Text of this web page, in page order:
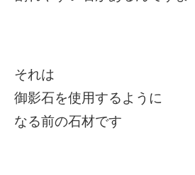
それは
御影石を使用するように
なる前の石材です